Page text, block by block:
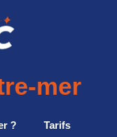
mer
? Tarifs